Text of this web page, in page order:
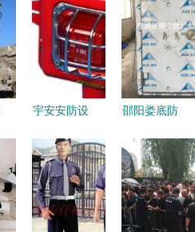
片素材详解
IT168安防
监控图片大
全的安保应
用
域的创新先
锋与行业标
杆
宇安安防设
品图片 加
盟店怎么样
邵阳娄底防
怀化防火防
弹门 亚图
厂家专业定